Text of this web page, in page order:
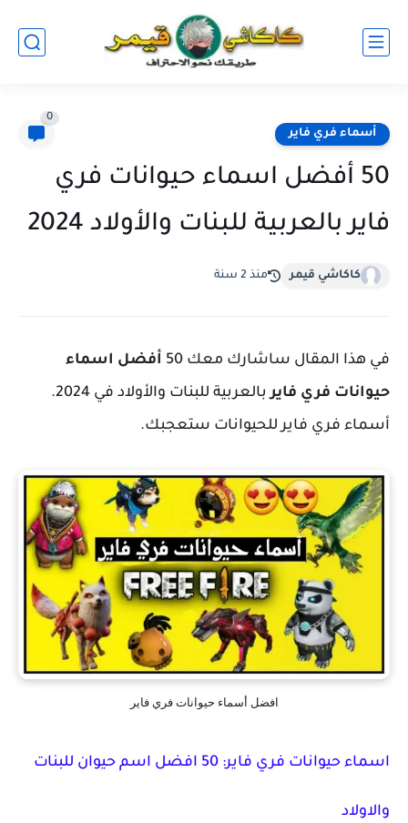
أسماء فري فاير
0
50 أفضل اسماء حيوانات فري
فاير بالعربية للبنات والأولاد 2024
كاكاشي قيمر منذ 2 سنة
في هذا المقال ساشارك معك 50
أفضل اسماء
حيوانات فري فاير
بالعربية للبنات والأولاد في 2024.
أسماء فري فاير للحيوانات ستعجبك.
افضل أسماء حيوانات فري فاير
اسماء حيوانات فري فاير: 50 افضل اسم حيوان للبنات
والاولاد